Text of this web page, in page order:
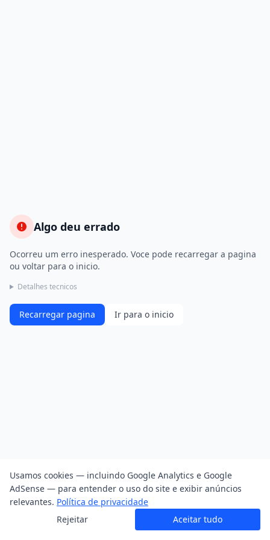
Algo deu errado
Ocorreu um erro inesperado. Voce pode recarregar a pagina
ou voltar para o inicio.
Detalhes tecnicos
Recarregar pagina Ir para o inicio
Usamos cookies — incluindo Google Analytics e Google
AdSense — para entender o uso do site e exibir anúncios
relevantes. Política de privacidade
Rejeitar
Aceitar tudo